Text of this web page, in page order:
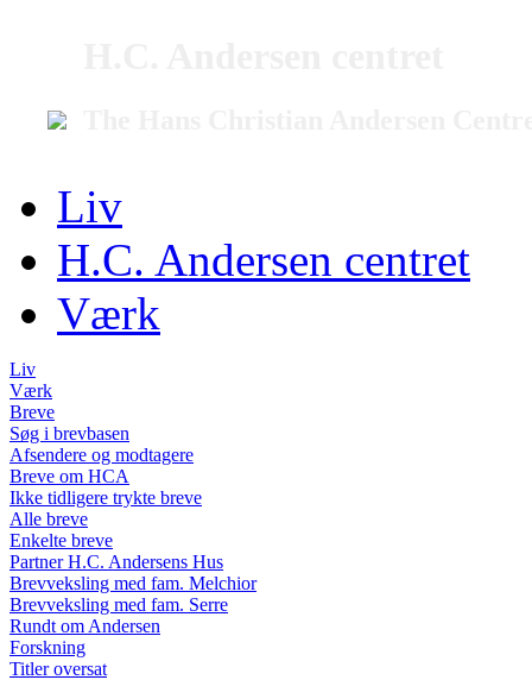
Liv
H.C. Andersen centret
Værk
Liv
Værk
Breve
Søg i brevbasen
Afsendere og modtagere
Breve om HCA
Ikke tidligere trykte breve
Alle breve
Enkelte breve
Partner H.C. Andersens Hus
Brevveksling med fam. Melchior
Brevveksling med fam. Serre
Rundt om Andersen
Forskning
Titler oversat